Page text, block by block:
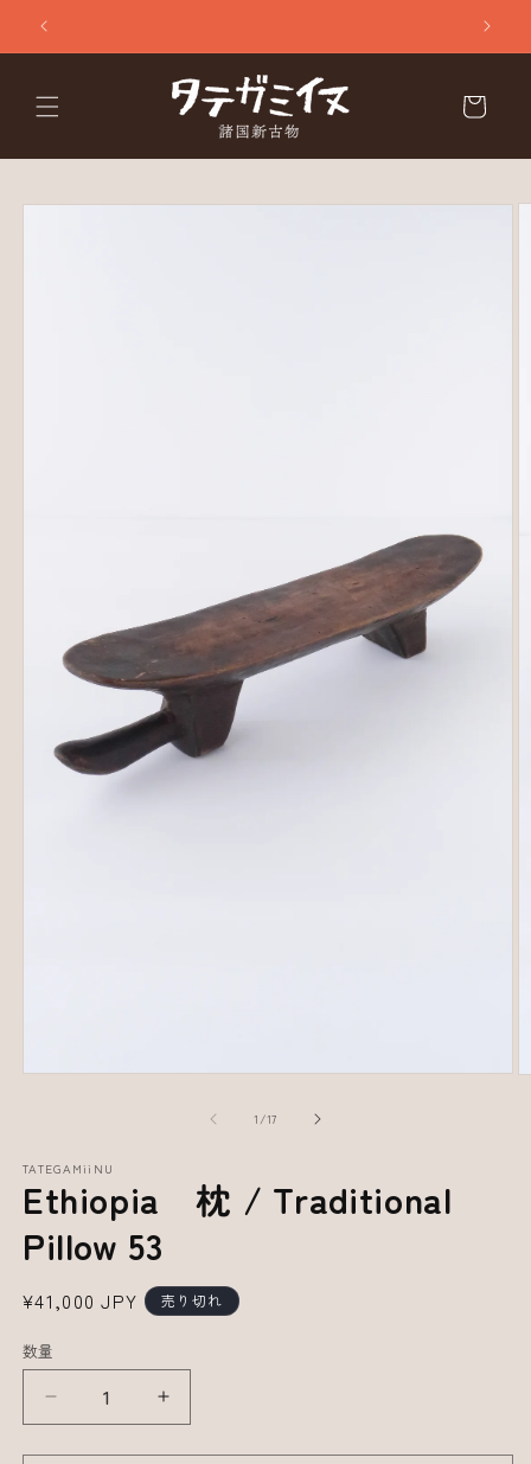
ンツに
進む
ー
商品情
1 /の
17
TATEGAMiiNU
Ethiopia 枕 / Traditional
Pillow 53
通
価
¥41,000 JPY 売り切れ
数量
Ethiopia
Ethiopia